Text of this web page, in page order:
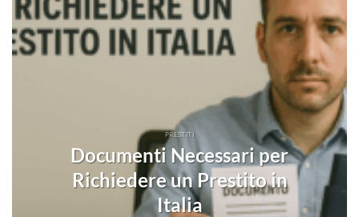
PRESTITI
Documenti Necessari per
Richiedere un Prestito in
Italia